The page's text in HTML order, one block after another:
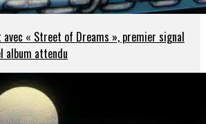
avec « Street of Dreams », premier signal
album attendu